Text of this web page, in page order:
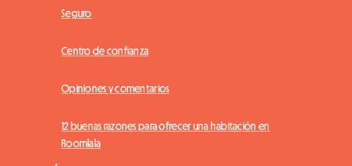
Seguro
Centro de confianza
Opiniones y comentarios
12 buenas razones para ofrecer una habitación en
Roomlala